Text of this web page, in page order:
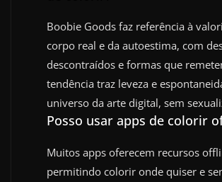
Boobie Goods faz referência à
corpo real e da autoestima, com
descontraídos e formas que
tendência traz leveza e
universo da arte digital, sem
Posso usar apps de colorir
Muitos apps oferecem recursos
permitindo colorir onde quiser e